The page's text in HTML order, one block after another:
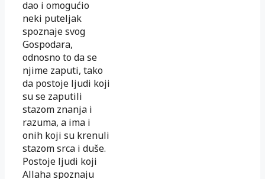
dao i omogućio
neki puteljak
spoznaje svog
Gospodara,
odnosno to da se
njime zaputi, tako
da postoje ljudi koji
su se zaputili
stazom znanja i
razuma, a ima i
onih koji su krenuli
stazom srca i duše.
Postoje ljudi koji
Allaha spoznaju